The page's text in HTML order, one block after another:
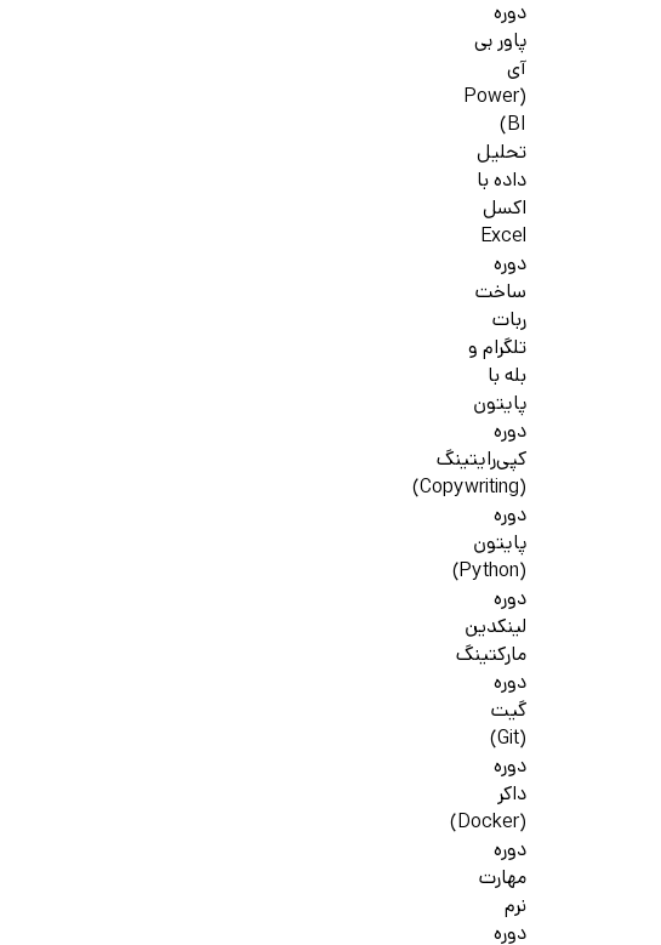
دوره
پاور بی
آی
(Power
BI)
تحلیل
داده با
اکسل
Excel
دوره
ساخت
ربات
تلگرام و
بله با
پایتون
دوره
کپی‌رایتینگ
(Copywriting)
دوره
پایتون
(Python)
دوره
لینکدین
مارکتینگ
دوره
گیت
(Git)
دوره
داکر
(Docker)
دوره
مهارت
نرم
دوره